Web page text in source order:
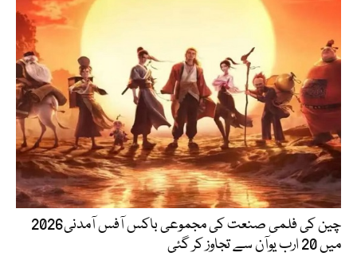
چین کی فلمی صنعت کی مجموعی باکس آفس آمدنی2026
میں 20 ارب یوآن سے تجاوز کر گئی